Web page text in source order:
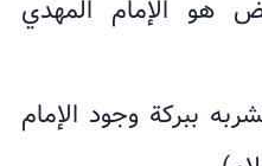
هو الإمام المهدي
ببركة وجود الإمام